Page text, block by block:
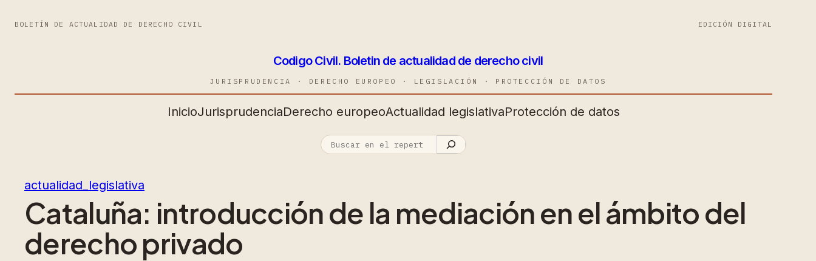
BOLETÍN DE ACTUALIDAD DE DERECHO CIVIL EDICIÓN DIGITAL
Codigo Civil. Boletin de actualidad de derecho civil
JURISPRUDENCIA · DERECHO EUROPEO · LEGISLACIÓN · PROTECCIÓN DE DATOS
InicioJurisprudenciaDerecho europeoActualidad legislativaProtección de datos
actualidad_legislativa
Cataluña: introducción de la mediación en el ámbito del
derecho privado